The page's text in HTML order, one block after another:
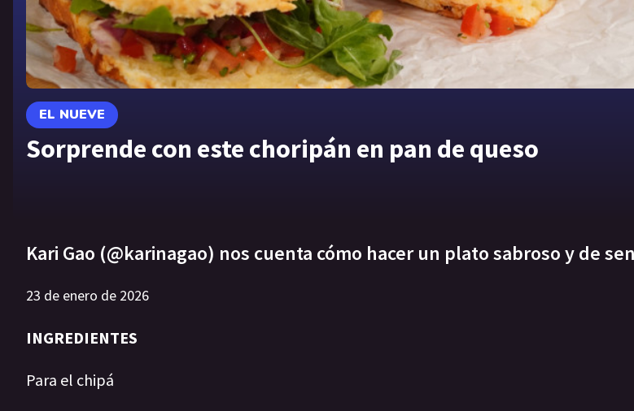
EL NUEVE
Sorprende con este choripán en pan de queso
Kari Gao (@karinagao) nos cuenta cómo hacer un plato sabroso y de
23 de enero de 2026
INGREDIENTES
Para el chipá